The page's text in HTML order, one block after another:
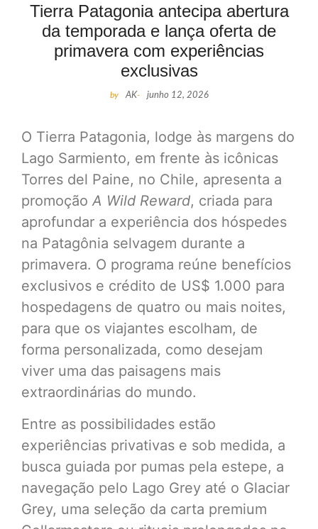
Tierra Patagonia antecipa abertura
da temporada e lança oferta de
primavera com experiências
exclusivas
by AK- junho 12, 2026
O Tierra Patagonia, lodge às margens do
Lago Sarmiento, em frente às icônicas
Torres del Paine, no Chile, apresenta a
promoção A Wild Reward, criada para
aprofundar a experiência dos hóspedes
na Patagônia selvagem durante a
primavera. O programa reúne benefícios
exclusivos e crédito de US$ 1.000 para
hospedagens de quatro ou mais noites,
para que os viajantes escolham, de
forma personalizada, como desejam
viver uma das paisagens mais
extraordinárias do mundo.
Entre as possibilidades estão
experiências privativas e sob medida, a
busca guiada por pumas pela estepe, a
navegação pelo Lago Grey até o Glaciar
Grey, uma seleção da carta premium